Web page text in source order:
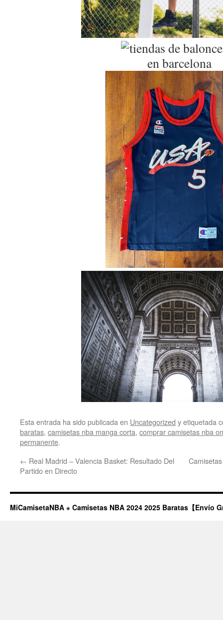
Esta entrada ha sido publicada en Uncategorized y etiquetada
baratas, camisetas nba manga corta, comprar camisetas nba
permanente.
← Real Madrid – Valencia Basket: Resultado Del
Partido en Directo
MiCamisetaNBA ⋆ Camisetas NBA 2024 2025 Baratas【Envío